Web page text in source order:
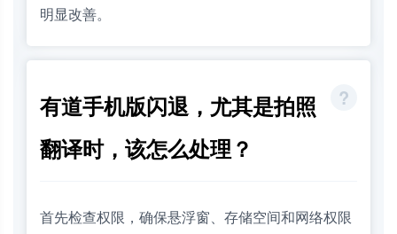
明显改善。
有道手机版闪退，尤其是拍照
翻译时，该怎么处理？
首先检查权限，确保悬浮窗、存储空间和网络权限